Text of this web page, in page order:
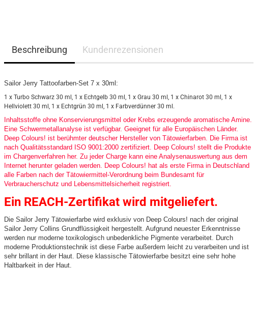
Beschreibung Kundenrezensionen
Sailor Jerry Tattoofarben-Set 7 x 30ml:
1 x Turbo Schwarz 30 ml, 1 x Echtgelb 30 ml, 1 x Grau 30 ml, 1 x Chinarot 30 ml, 1 x
Hellviolett 30 ml, 1 x Echtgrün 30 ml, 1 x Farbverdünner 30 ml.
Inhaltsstoffe ohne Konservierungsmittel oder Krebs erzeugende aromatische Amine.
Eine Schwermetallanalyse ist verfügbar. Geeignet für alle Europäischen Länder.
Deep Colours! ist berühmter deutscher Hersteller von Tätowierfarben. Die Firma ist
nach Qualitätsstandard ISO 9001:2000 zertifiziert. Deep Colours! stellt die Produkte
im Chargenverfahren her. Zu jeder Charge kann eine Analysenauswertung aus dem
Internet herunter geladen werden. Deep Colours! hat als erste Firma in Deutschland
alle Farben nach der Tätowiermittel-Verordnung beim Bundesamt für
Verbraucherschutz und Lebensmittelsicherheit registriert.
Ein REACH-Zertifikat wird mitgeliefert.
Die Sailor Jerry Tätowierfarbe wird exklusiv von Deep Colours! nach der original
Sailor Jerry Collins Grundflüssigkeit hergestellt. Aufgrund neuester Erkenntnisse
werden nur moderne toxikologisch unbedenkliche Pigmente verarbeitet. Durch
moderne Produktionstechnik ist diese Farbe außerdem leicht zu verarbeiten und ist
sehr brillant in der Haut. Diese klassische Tätowierfarbe besitzt eine sehr hohe
Haltbarkeit in der Haut.